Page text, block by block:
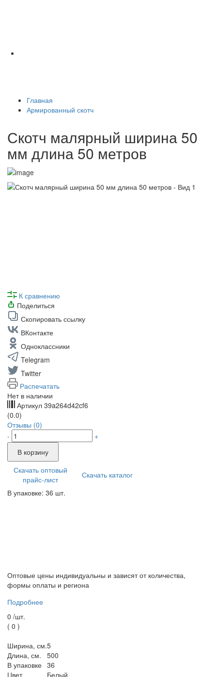
Главная
Армированный скотч
Скотч малярный ширина 50
мм длина 50 метров
К сравнению
Поделиться
Скопировать ссылку
ВКонтакте
Одноклассники
Telegram
Twitter
Распечатать
Нет в наличии
Артикул 39a264d42cf6
(0.0)
Отзывы (0)
-
+
В корзину
Скачать оптовый
прайс-лист
Скачать каталог
В упаковке: 36 шт.
Оптовые цены индивидуальны и зависят от количества,
формы оплаты и региона
Подробнее
0 /шт.
( 0 )
Ширина, см.5
Длина, см.
500
В упаковке 36
Цвет
Белый